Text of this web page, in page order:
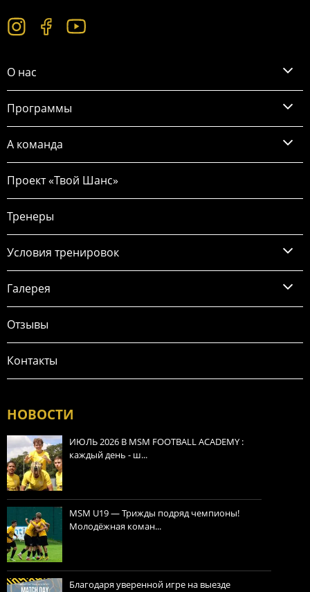
НОВОСТИ
ИЮЛЬ 2026 В MSM FOOTBALL ACADEMY :
каждый день - ш...
MSM U19 — Трижды подряд чемпионы!
Молодёжная коман...
Благодаря уверенной игре на выезде
О нас
Программы
А команда
Проект «Твой Шанс»
Тренеры
Условия тренировок
Галерея
Отзывы
Контакты